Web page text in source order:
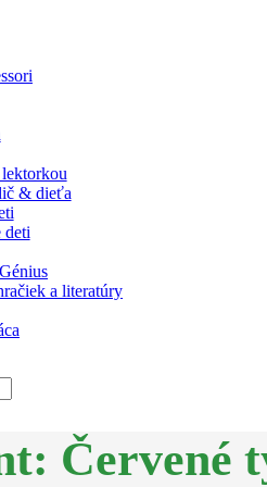
& dieťa
deti
a literatúry
Červené